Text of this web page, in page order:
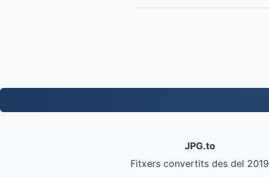
JPG.to
Fitxers convertits des del 2019